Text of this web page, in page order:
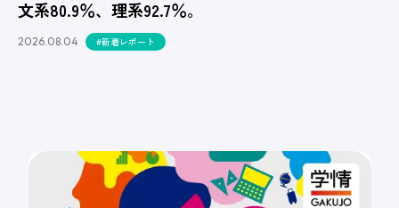
文系80.9％、理系92.7％。
2026.08.04 #新着レポート